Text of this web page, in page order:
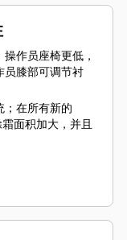
作员座椅更低，
员膝部可调节衬
；在所有新的
面积加大，并且
室，可减少传递